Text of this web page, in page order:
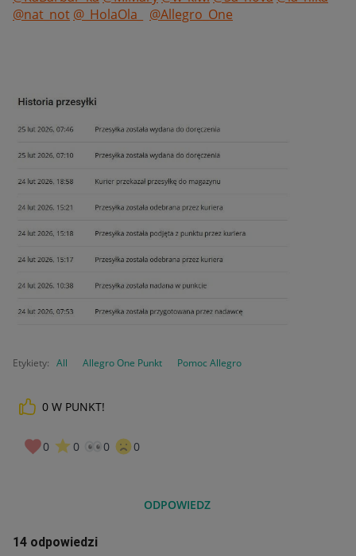
@nat_not @_HolaOla_ @Allegro_One
Etykiety: All Allegro One Punkt Pomoc Allegro
0 W PUNKT!
0 0 0 0
ODPOWIEDZ
14 odpowiedzi